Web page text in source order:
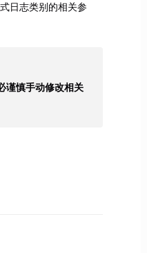
日志类别的相关参
谨慎手动修改相关